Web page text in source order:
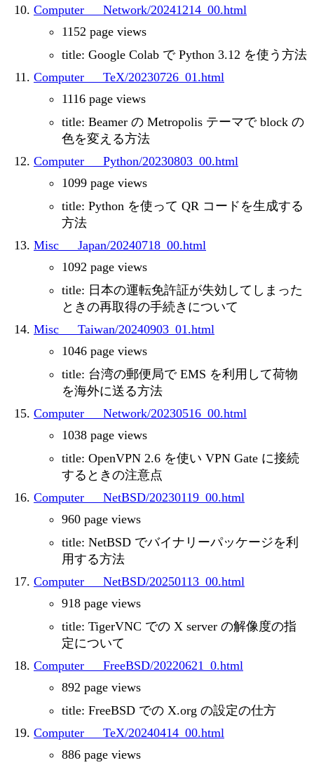
Computer___Network/20241214_00.html
1152 page views
title: Google Colab で Python 3.12 を使う方法
Computer___TeX/20230726_01.html
1116 page views
title: Beamer の Metropolis テーマで block の
色を変える方法
Computer___Python/20230803_00.html
1099 page views
title: Python を使って QR コードを生成する
方法
Misc___Japan/20240718_00.html
1092 page views
title: 日本の運転免許証が失効してしまった
ときの再取得の手続きについて
Misc___Taiwan/20240903_01.html
1046 page views
title: 台湾の郵便局で EMS を利用して荷物
を海外に送る方法
Computer___Network/20230516_00.html
1038 page views
title: OpenVPN 2.6 を使い VPN Gate に接続
するときの注意点
Computer___NetBSD/20230119_00.html
960 page views
title: NetBSD でバイナリーパッケージを利
用する方法
Computer___NetBSD/20250113_00.html
918 page views
title: TigerVNC での X server の解像度の指
定について
Computer___FreeBSD/20220621_0.html
892 page views
title: FreeBSD での X.org の設定の仕方
Computer___TeX/20240414_00.html
886 page views